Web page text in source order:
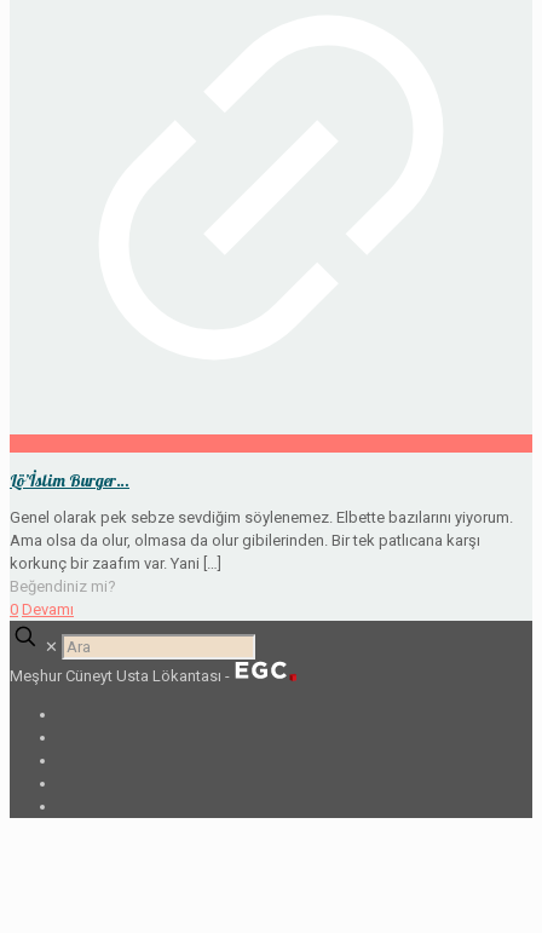
Lö’İslim Burger…
Genel olarak pek sebze sevdiğim söylenemez. Elbette bazılarını yiyorum.
Ama olsa da olur, olmasa da olur gibilerinden. Bir tek patlıcana karşı
korkunç bir zaafım var. Yani […]
Beğendiniz mi?
0 Devamı
✕
Meşhur Cüneyt Usta Lökantası -